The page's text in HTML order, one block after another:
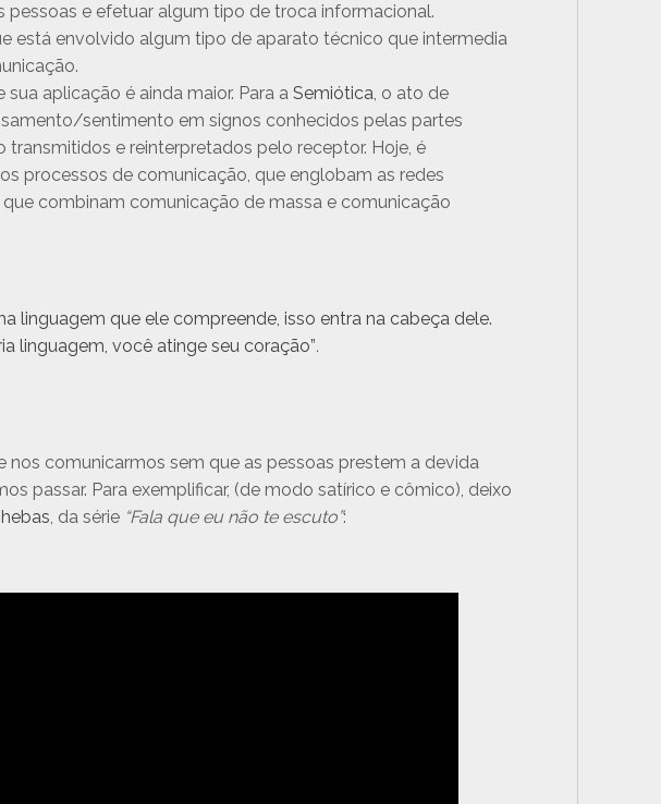
pessoas e efetuar algum tipo de troca informacional.
está envolvido algum tipo de aparato técnico que intermedia
aplicação é ainda maior. Para a Semiótica, o ato de
sentimento em signos conhecidos pelas partes
e reinterpretados pelo receptor. Hoje, é
processos de comunicação, que englobam as redes
combinam comunicação de massa e comunicação
linguagem que ele compreende, isso entra na cabeça dele.
linguagem, você atinge seu coração”.
nos comunicarmos sem que as pessoas prestem a devida
passar. Para exemplificar, (de modo satírico e cômico), deixo
, da série “Fala que eu não te escuto”: